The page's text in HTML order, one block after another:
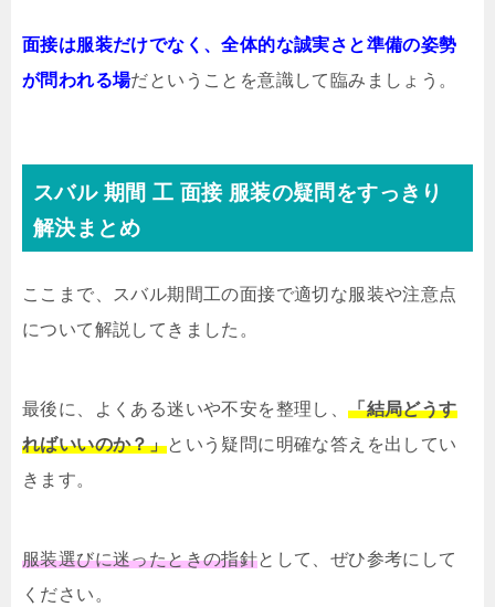
面接は服装だけでなく、全体的な誠実さと準備の姿勢
が問われる場だということを意識して臨みましょう。
スバル 期間 工 面接 服装の疑問をすっきり
解決まとめ
ここまで、スバル期間工の面接で適切な服装や注意点
について解説してきました。
最後に、よくある迷いや不安を整理し、「結局どうす
ればいいのか？」という疑問に明確な答えを出してい
きます。
服装選びに迷ったときの指針として、ぜひ参考にして
ください。